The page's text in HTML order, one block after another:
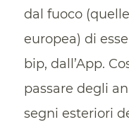
dal fuoco
europea) di
bip, dall’App.
passare degli
segni esteriori